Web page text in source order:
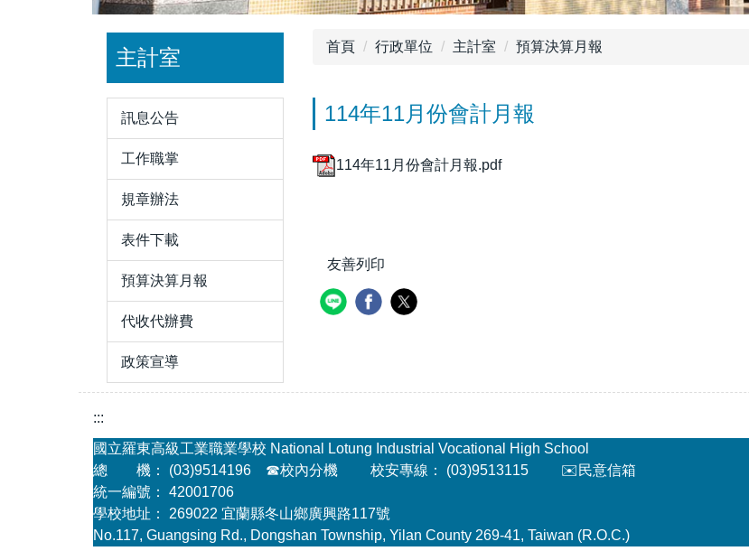
主計室
訊息公告
工作職掌
規章辦法
表件下載
預算決算月報
代收代辦費
政策宣導
首頁 行政單位 主計室 預算決算月報
114年11月份會計月報
114年11月份會計月報.pdf
友善列印
:::
國立羅東高級工業職業學校 National Lotung Industrial Vocational High School
總 機： (03)9514196 ☎校內分機 校安專線： (03)9513115 ✉️民意信箱
統一編號： 42001706
學校地址： 269022 宜蘭縣冬山鄉廣興路117號
No.117, Guangsing Rd., Dongshan Township, Yilan County 269-41, Taiwan (R.O.C.)